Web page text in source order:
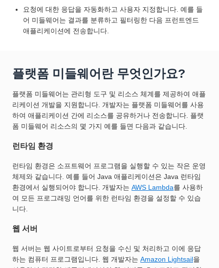
요청에 대한 응답을 자동화하고 사용자 지정합니다. 예를 들
어 미들웨어는 결과를 분류하고 필터링한 다음 프런트엔드
애플리케이션에 전송합니다.
플랫폼 미들웨어란 무엇인가요?
플랫폼 미들웨어는 관리형 도구 및 리소스 체계를 제공하여 애플
리케이션 개발을 지원합니다. 개발자는 플랫폼 미들웨어를 사용
하여 애플리케이션 간에 리소스를 공유하거나 전송합니다. 플랫
폼 미들웨어 리소스의 몇 가지 예를 들면 다음과 같습니다.
런타임 환경
런타임 환경은 소프트웨어 프로그램을 실행할 수 있는 작은 운영
체제와 같습니다. 예를 들어 Java 애플리케이션은 Java 런타임
환경에서 실행되어야 합니다. 개발자는 AWS Lambda를 사용하
여 모든 프로그래밍 언어를 위한 런타임 환경을 설정할 수 있습
니다.
웹 서버
웹 서버는 웹 사이트로부터 요청을 수신 및 처리하고 이에 응답
하는 컴퓨터 프로그램입니다. 웹 개발자는 Amazon Lightsail을